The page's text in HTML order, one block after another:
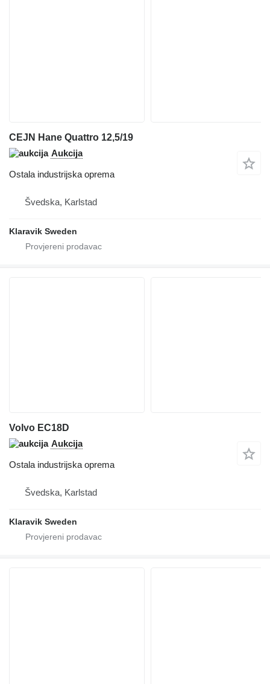
CEJN Hane Quattro 12,5/19
Aukcija
Ostala industrijska oprema
Švedska, Karlstad
Klaravik Sweden
Volvo EC18D
Aukcija
Ostala industrijska oprema
Švedska, Karlstad
Klaravik Sweden